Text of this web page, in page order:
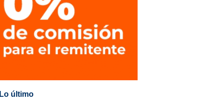
Lo último